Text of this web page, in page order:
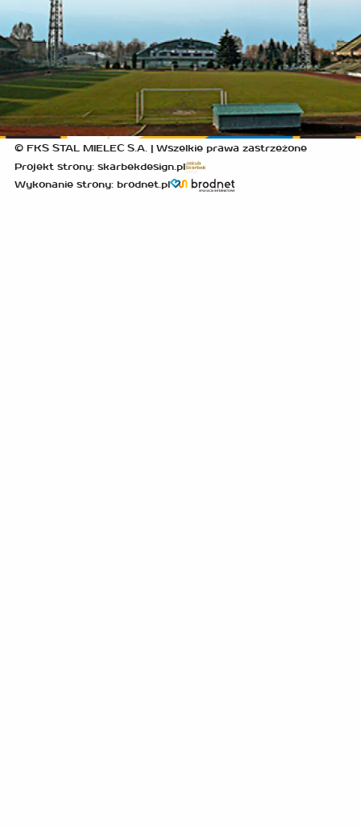
© FKS STAL MIELEC S.A. | Wszelkie prawa zastrzeżone
Projekt strony: skarbekdesign.pl
Wykonanie strony: brodnet.pl